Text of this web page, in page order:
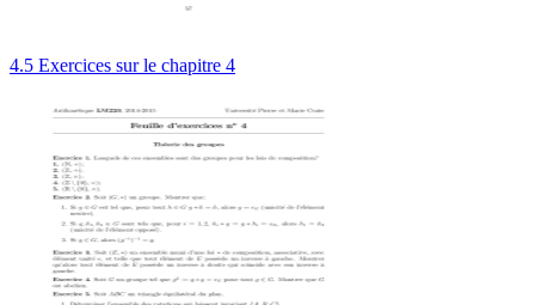
4.5 Exercices sur le chapitre 4